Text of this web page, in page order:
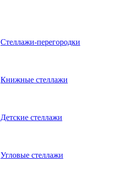
Стеллажи-перегородки
Книжные стеллажи
Детские стеллажи
Угловые стеллажи